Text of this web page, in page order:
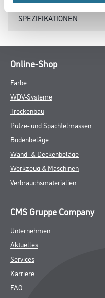
SPEZIFIKATIONEN
Online-Shop
Farbe
WDV-Systeme
Trockenbau
Putze- und Spachtelmassen
Bodenbeläge
Wand- & Deckenbeläge
Werkzeug & Maschinen
Verbrauchsmaterialien
CMS Gruppe Company
Unternehmen
Aktuelles
Services
Karriere
FAQ